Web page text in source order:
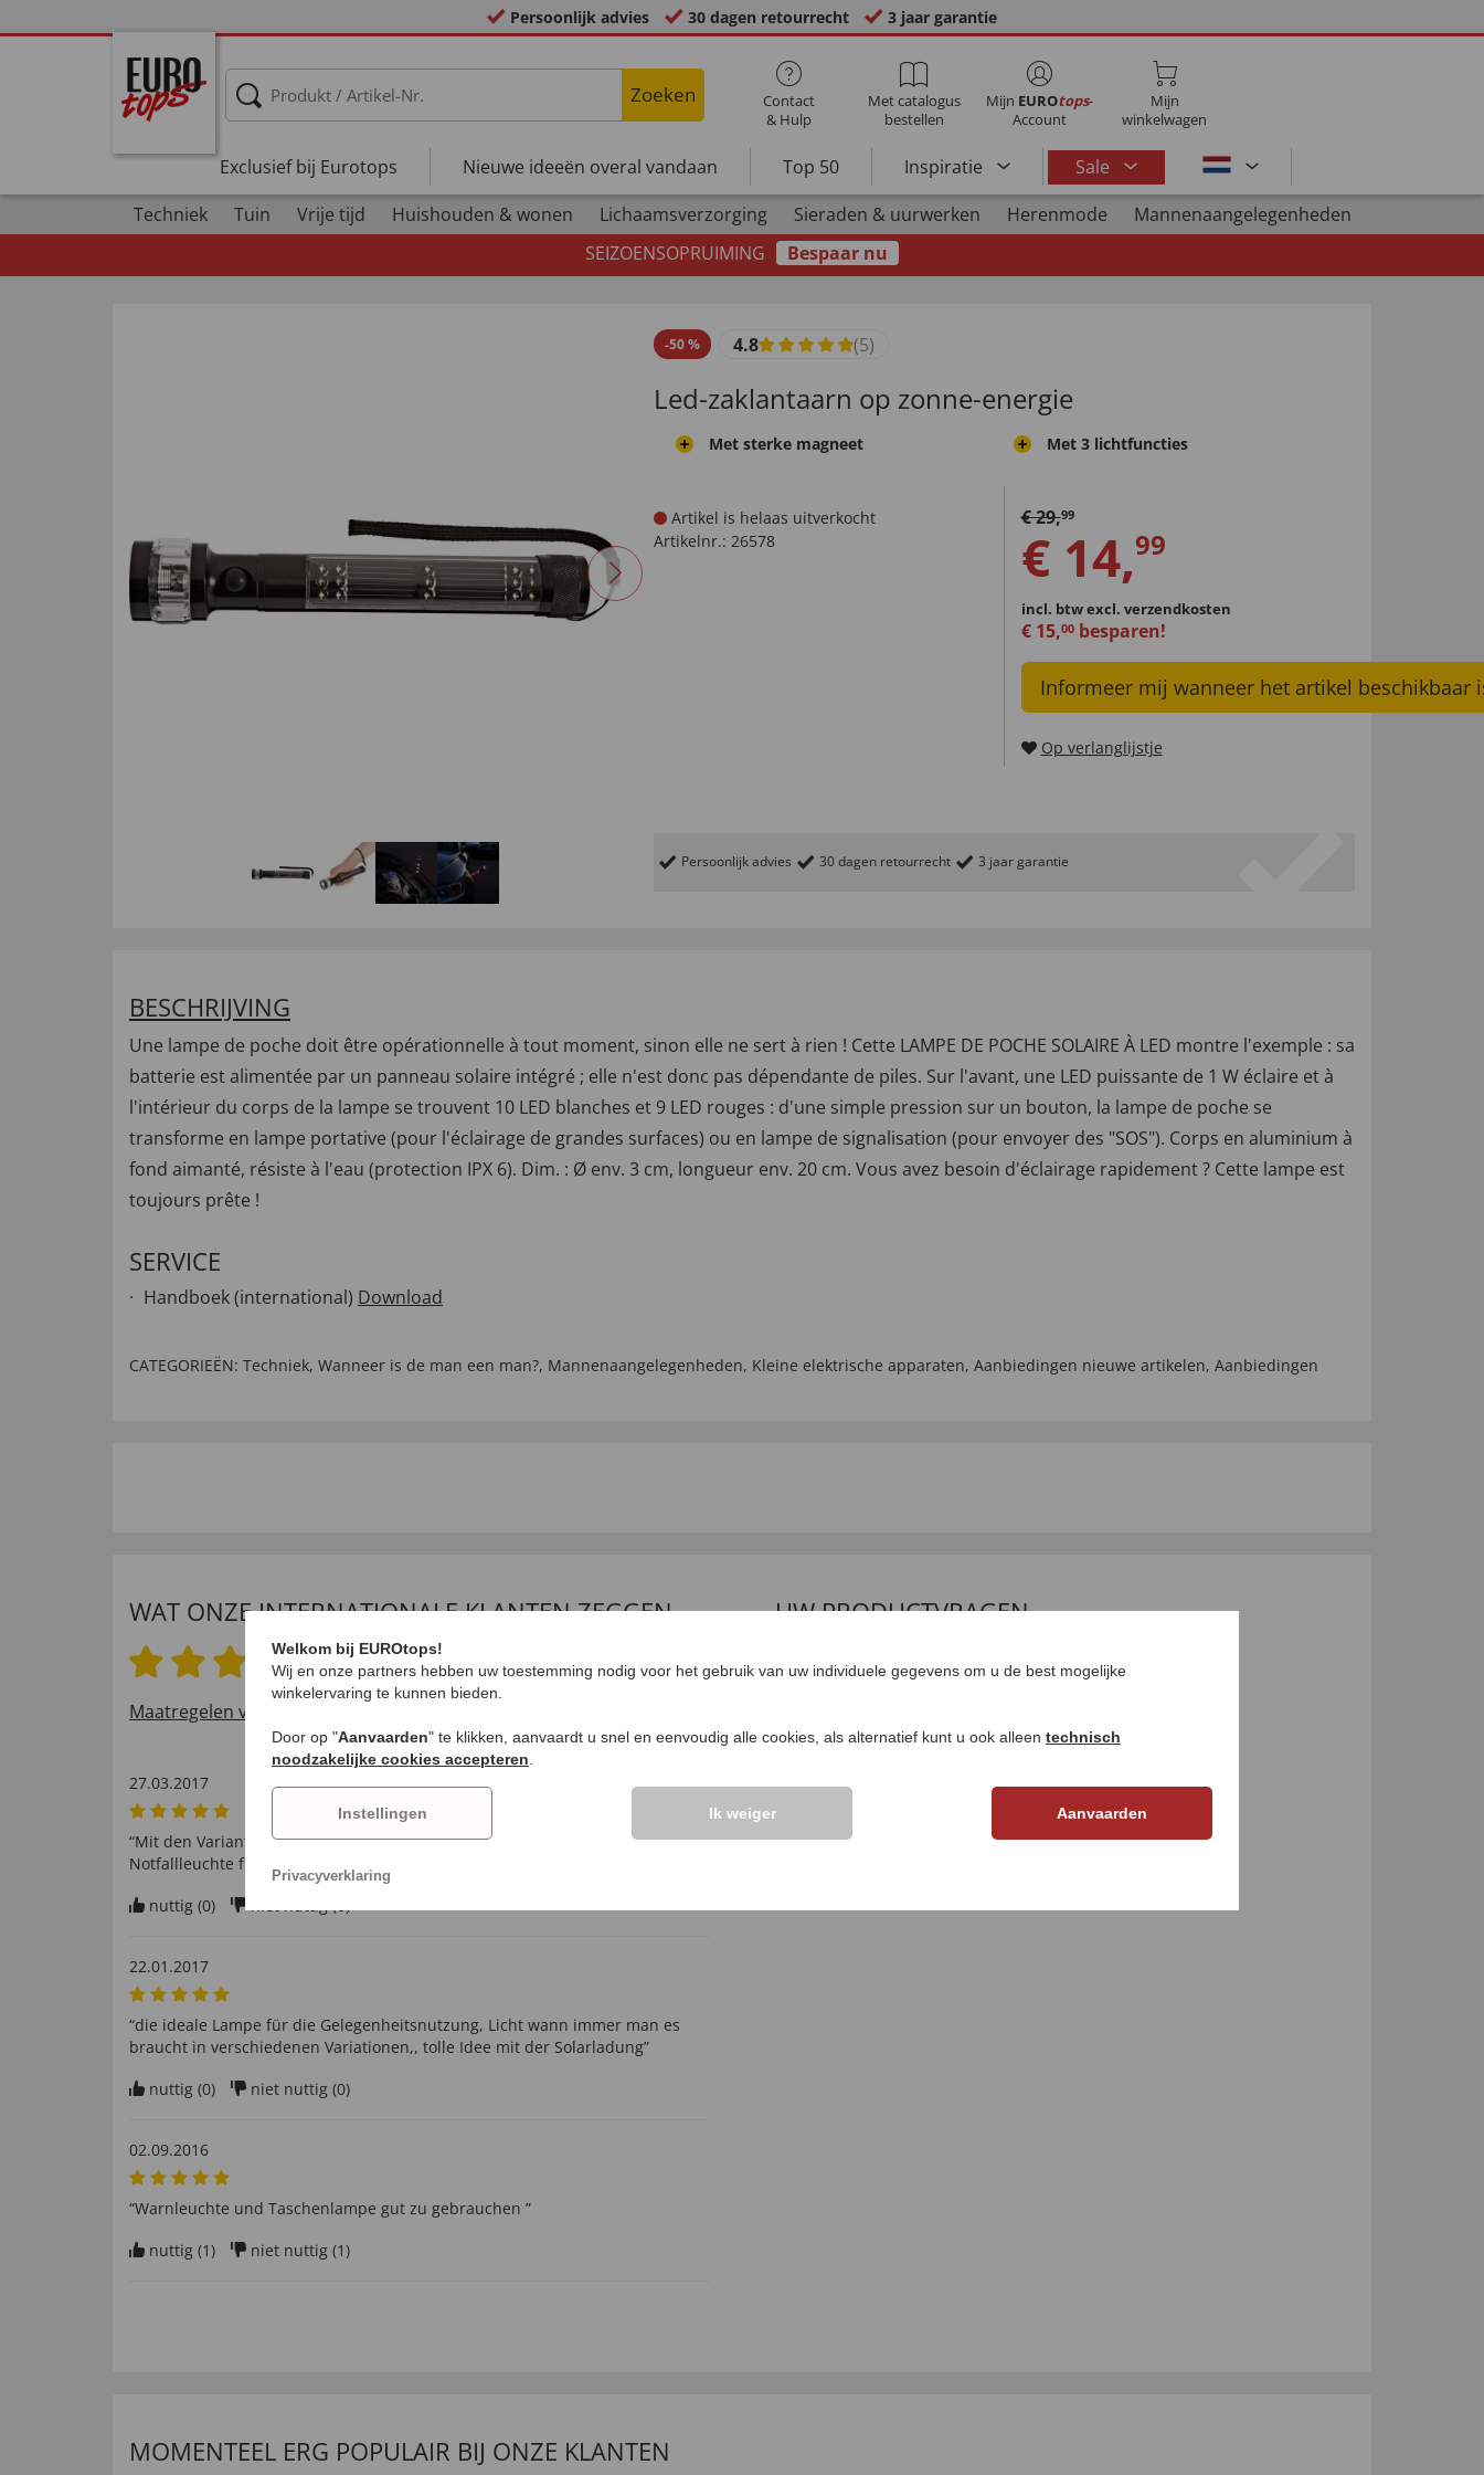
Persoonlijk advies 30 dagen retourrecht 3 jaar garantie
Zoeken
Contact
& Hulp
Met catalogus
bestellen
Mijn EUROtops-
Account
Mijn
winkelwagen
Exclusief bij Eurotops Nieuwe ideeën overal vandaan Top 50 Inspiratie
Sale
Techniek
Tuin Vrije tijd Huishouden & wonen Lichaamsverzorging Sieraden & uurwerken Herenmode
Mannenaangelegenheden
SEIZOENSOPRUIMING
Bespaar nu
-50% 4.8 (5)
Led-zaklantaarn op zonne-energie
Met sterke magneet Met 3 lichtfuncties
Artikel is helaas uitverkocht
Artikelnr.: 26578
€29,99
€ 14,99
incl. btwexcl. verzendkosten
€ 15,00besparen!
Informeer mij wanneer het artikel beschikbaar
Op verlanglijstje
Persoonlijk advies 30 dagen retourrecht 3 jaar garantie
BESCHRIJVING
Une lampe de poche doit être opérationnelle à tout moment, sinon elle ne sert à rien ! Cette LAMPE DE POCHE SOLAIRE À LED montre l'exemple : sa
batterie est alimentée par un panneau solaire intégré ; elle n'est donc pas dépendante de piles. Sur l'avant, une LED puissante de 1 W éclaire et à
l'intérieur du corps de la lampe se trouvent 10 LED blanches et 9 LED rouges : d'une simple pression sur un bouton, la lampe de poche se
transforme en lampe portative (pour l'éclairage de grandes surfaces) ou en lampe de signalisation (pour envoyer des "SOS"). Corps en aluminium à
fond aimanté, résiste à l'eau (protection IPX 6). Dim. : Ø env. 3 cm, longueur env. 20 cm. Vous avez besoin d'éclairage rapidement ? Cette lampe est
toujours prête !
SERVICE
Handboek (international) Download
CATEGORIEËN: Techniek, Wanneer is de man een man?, Mannenaangelegenheden, Kleine elektrische apparaten, Aanbiedingen nieuwe artikelen, Aanbiedingen
WAT ONZE INTERNATIONALE KLANTEN ZEGGEN
4.8 van 5 sterren
Maatregelen voor het verifiëren van beoordelingen >>
27.03.2017
“Mit den Varianten weißes Dauerlicht und rotes Blinklicht ist als
Notfallleuchte für ein Fahrzeug bestens geeignet”
nuttig (0) niet nuttig (0)
22.01.2017
“die ideale Lampe für die Gelegenheitsnutzung, Licht wann immer man es
braucht in verschiedenen Variationen,, tolle Idee mit der Solarladung”
nuttig (0) niet nuttig (0)
02.09.2016
“Warnleuchte und Taschenlampe gut zu gebrauchen ”
nuttig (1) niet nuttig (1)
UW PRODUCTVRAGEN
Vraag stellen
MOMENTEEL ERG POPULAIR BIJ ONZE KLANTEN
Welkom bij EUROtops!
Wij en onze partners hebben uw toestemming nodig voor het gebruik van uw individuele gegevens om u de best mogelijke
winkelervaring te kunnen bieden.
Door op "Aanvaarden" te klikken, aanvaardt u snel en eenvoudig alle cookies, als alternatief kunt u ook alleen technisch
noodzakelijke cookies accepteren
Instellingen Ik weiger Aanvaarden
Privacyverklaring